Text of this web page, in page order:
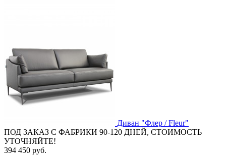
Диван "Флер / Fleur"
ПОД ЗАКАЗ С ФАБРИКИ 90-120 ДНЕЙ, СТОИМОСТЬ
УТОЧНЯЙТЕ!
394 450 руб.